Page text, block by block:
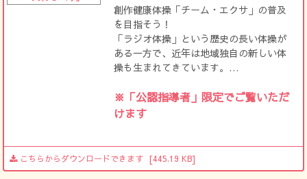
創作健康体操「チーム・エクサ」の普及
を目指そう！
「ラジオ体操」という歴史の長い体操が
ある一方で、近年は地域独自の新しい体
操も生まれてきています。
エクサ」もそのひとつ。
現在は千葉県全体への普及を目指して、
※「公認指導者」限定でご覧いただ
けます
こちらからダウンロードできます [445.19 KB]